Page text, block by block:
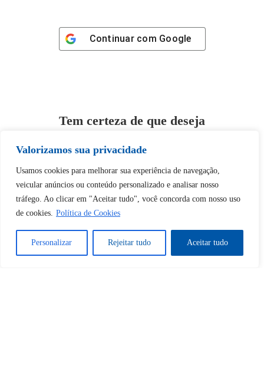
Valorizamos sua privacidade
Usamos cookies para melhorar sua experiência de navegação,
veicular anúncios ou conteúdo personalizado e analisar nosso
tráfego. Ao clicar em "Aceitar tudo", você concorda com nosso uso
de cookies. Política de Cookies
Personalizar Rejeitar tudo Aceitar tudo
Continuar com Google
Tem certeza de que deseja
Desbloquear esquerda : 0
Sim Não